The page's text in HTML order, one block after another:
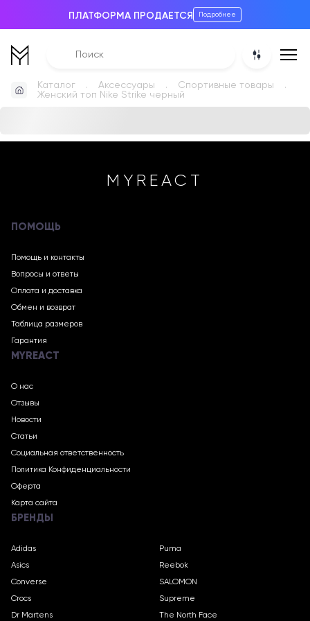
ПЛАТФОРМА ПРОДАЕТСЯ Подробнее
Каталог Аксессуары
Спортивные товары
Женский топ Nike Strike черный
MYREACT
ПОМОЩЬ
Помощь и контакты
Вопросы и ответы
Оплата и доставка
Обмен и возврат
Таблица размеров
Гарантия
MYREACT
О нас
Отзывы
Новости
Статьи
Социальная ответственность
Политика Конфиденциальности
Оферта
Карта сайта
БРЕНДЫ
Adidas
Asics
Converse
Crocs
Dr Martens
Puma
Reebok
SALOMON
Supreme
The North Face